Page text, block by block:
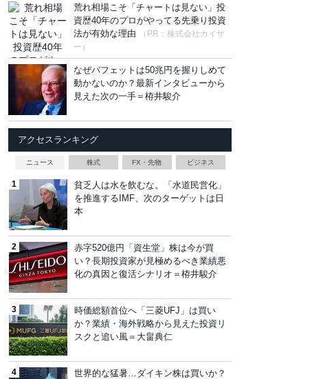
荒れ相場こそ「チャートは見ない」投
資歴40年のプロがやってる先乗り投資
法が有効な理由
（PR：株式会社カイザ
ー）
なぜバフェットは50兆円を握りしめて
動かないのか？最新インタビューから
見えた次の一手＝栫井駿介
アクセスランキング
ニュース 株式 FX・先物 ビジネス
貧乏人は水を飲むな。「水道民営化」
を推進するIMF、次のターゲットは日
本
赤字520億円「資生堂」株は今が買
い？長期投資家が見極めるべき業績悪
化の真因と復活シナリオ＝栫井駿介
時価総額首位へ「三菱UFJ」は買い
か？業績・海外戦略から見えた投資リ
スクと追い風＝大畠典仁
世界的な猛暑…ダイキン株は買いか？